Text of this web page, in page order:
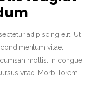
adipiscing elit. Ut
vitae.
mollis. In congue
vitae. Morbi lorem